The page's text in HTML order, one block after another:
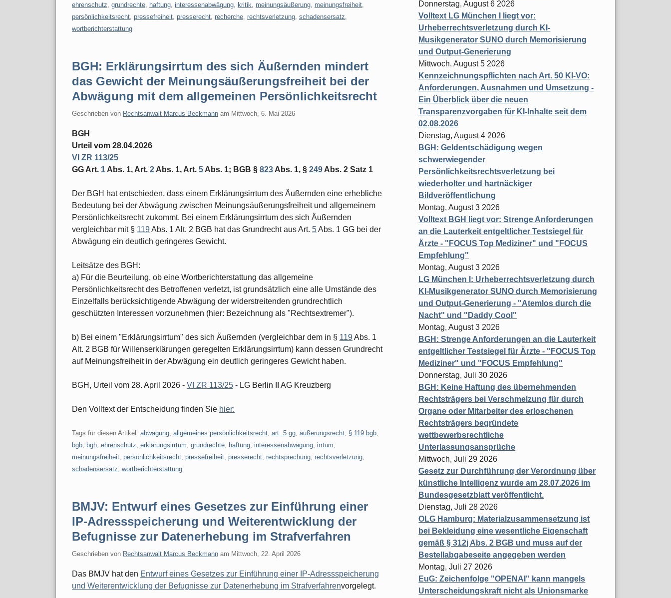
ehrenschutz grundrechte haftung interessenabwägung kritik meinungsäußerung meinungsfreiheit
persönlichkeitsrecht pressefreiheit presserecht recherche rechtsverletzung schadensersatz
wortberichterstattung
BGH: Erklärungsirrtum des sich Äußernden mindert
das Gewicht der Meinungsäußerungsfreiheit bei der
Abwägung mit dem allgemeinen Persönlichkeitsrecht
Geschrieben von Rechtsanwalt Marcus Beckmann am Mittwoch, 6. Mai 2026
BGH
Urteil vom 28.04.2026
VI ZR 113/25
GG Art. 1 Abs. 1, Art. 2 Abs. 1, Art. 5 Abs. 1; BGB § 823 Abs. 1, § 249 Abs. 2 Satz 1
Der BGH hat entschieden, dass einem Erklärungsirrtum des Äußernden eine erhebliche
Bedeutung bei der Abwägung zwischen Meinungsäußerungsfreiheit und allgemeinem
Persönlichkeitsrecht zukommt. Bei einem Erklärungsirrtum des sich Äußernden
vergleichbar mit § 119Abs. 1 Alt. 2 BGB hat das Grundrecht aus Art. 5Abs. 1 GG bei der
Abwägung ein deutlich geringeres Gewicht.
Leitsätze des BGH:
a) Für die Beurteilung, ob eine Wortberichterstattung das allgemeine
Persönlichkeitsrecht des Betroffenen verletzt, ist grundsätzlich eine alle Umstände des
Einzelfalls berücksichtigende Abwägung der widerstreitenden grundrechtlich
geschützten Interessen vorzunehmen (hier: Bezeichnung als "Rechtsextremer").
b) Bei einem "Erklärungsirrtum" des sich Äußernden (vergleichbar dem in § 119Abs. 1
Alt. 2 BGB für Willenserklärungen geregelten Erklärungsirrtum) kann dessen Grundrecht
auf Meinungsfreiheit in der Abwägung ein deutlich geringeres Gewicht haben.
BGH, Urteil vom 28. April 2026 - VI ZR 113/25 - LG Berlin II AG Kreuzberg
Den Volltext der Entscheidung finden Sie hier:
Tags für diesen Artikel: abwägung allgemeines persönlichkeitsrecht art. 5 gg äußerungsrecht § 119 bgb
bgb
bgh ehrenschutz erklärungsirrtum grundrechte haftung interessenabwägung irrtum
meinungsfreiheit persönlichkeitsrecht pressefreiheit presserecht rechtsprechung rechtsverletzung
schadensersatz wortberichterstattung
BMJV: Entwurf eines Gesetzes zur Einführung einer
IP-Adressspeicherung und Weiterentwicklung der
Befugnisse zur Datenerhebung im Strafverfahren
Geschrieben von Rechtsanwalt Marcus Beckmann am Mittwoch, 22. April 2026
Das BMJV hat den Entwurf eines Gesetzes zur Einführung einer IP-Adressspeicherung
und Weiterentwicklung der Befugnisse zur Datenerhebung im Strafverfahrenvorgelegt.
Donnerstag, August 6 2026
Volltext LG München I liegt vor:
Urheberrechtsverletzung durch KI-
Musikgenerator SUNO durch Memorisierung
und Output-Generierung
Mittwoch, August 5 2026
Kennzeichnungspflichten nach Art. 50 KI-VO:
Anforderungen, Ausnahmen und Umsetzung -
Ein Überblick über die neuen
Transparenzvorgaben für KI-Inhalte seit dem
02.08.2026
Dienstag, August 4 2026
BGH: Geldentschädigung wegen
schwerwiegender
Persönlichkeitsrechtsverletzung bei
wiederholter und hartnäckiger
Bildveröffentlichung
Montag, August 3 2026
Volltext BGH liegt vor: Strenge Anforderungen
an die Lauterkeit entgeltlicher Testsiegel für
Ärzte - "FOCUS Top Mediziner" und "FOCUS
Empfehlung"
Montag, August 3 2026
LG München I: Urheberrechtsverletzung durch
KI-Musikgenerator SUNO durch Memorisierung
und Output-Generierung - "Atemlos durch die
Nacht" und "Daddy Cool"
Montag, August 3 2026
BGH: Strenge Anforderungen an die Lauterkeit
entgeltlicher Testsiegel für Ärzte - "FOCUS Top
Mediziner" und "FOCUS Empfehlung"
Donnerstag, Juli 30 2026
BGH: Keine Haftung des übernehmenden
Rechtsträgers bei Verschmelzung für durch
Organe oder Mitarbeiter des erloschenen
Rechtsträgers begründete
wettbewerbsrechtliche
Unterlassungsansprüche
Mittwoch, Juli 29 2026
Gesetz zur Durchführung der Verordnung über
künstliche Intelligenz wurde am 28.07.2026 im
Bundesgesetzblatt veröffentlicht.
Dienstag, Juli 28 2026
OLG Hamburg: Materialzusammensetzung ist
bei Bekleidung eine wesentliche Eigenschaft
gemäß § 312j Abs. 2 BGB und muss auf der
Bestellabgabeseite angegeben werden
Montag, Juli 27 2026
EuG: Zeichenfolge "OPENAI" kann mangels
Unterscheidungskraft nicht als Unionsmarke